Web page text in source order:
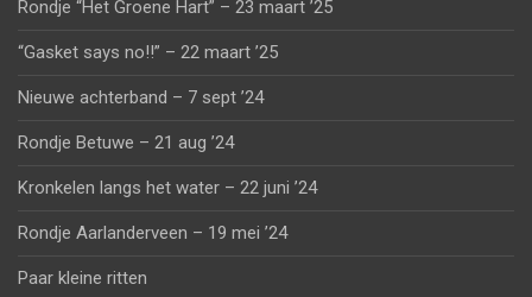
Rondje “Het Groene Hart” – 23 maart ’25
“Gasket says no!!” – 22 maart ’25
Nieuwe achterband – 7 sept ’24
Rondje Betuwe – 21 aug ’24
Kronkelen langs het water – 22 juni ’24
Rondje Aarlanderveen – 19 mei ’24
Paar kleine ritten